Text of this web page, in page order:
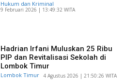
Hukum dan Kriminal
​9 Februari 2026 | 13:49:32 WITA
Hadrian Irfani Muluskan 25 Ribu
PIP dan Revitalisasi Sekolah di
Lombok Timur
Lombok Timur ​4 Agustus 2026 | 21:50:26 WITA